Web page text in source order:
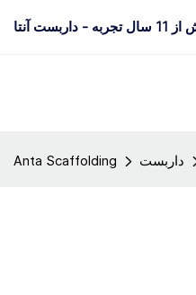
آنتا
Anta Scaffolding داربست